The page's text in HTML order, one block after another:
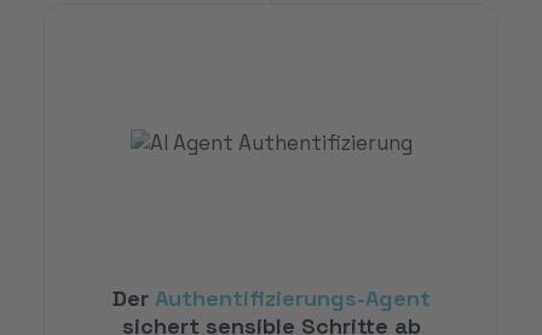
Der Authentifizierungs-Agent
sichert sensible Schritte ab